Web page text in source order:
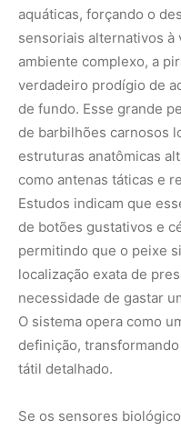
aquáticas, forçando o
sensoriais alternativos à
ambiente complexo, a
verdadeiro prodígio de
de fundo. Esse grande
de barbilhões carnosos
estruturas anatômicas
como antenas táticas e
Estudos indicam que
de botões gustativos e
permitindo que o peixe
localização exata de
necessidade de gastar
O sistema opera como
definição,
tátil detalhado.
Se os sensores